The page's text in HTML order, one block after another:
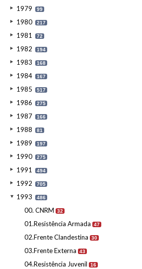
1979 99
1980 217
1981 72
1982 194
1983 168
1984 167
1985 517
1986 275
1987 166
1988 81
1989 197
1990 275
1991 494
1992 705
1993 486
00. CNRM 32
01.Resistência Armada 47
02.Frente Clandestina 30
03.Frente Externa 43
04.Resistência Juvenil 16